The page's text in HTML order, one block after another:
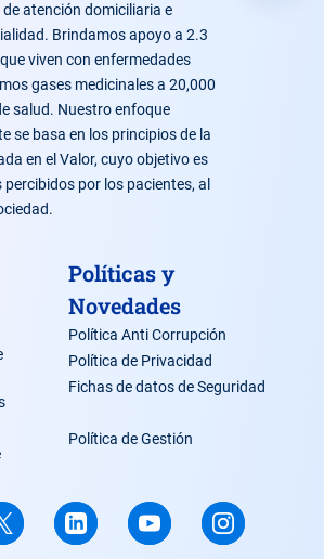
atención domiciliaria e
Brindamos apoyo a 2.3
viven con enfermedades
gases medicinales a 20,000
salud. Nuestro enfoque
se basa en los principios de la
en el Valor, cuyo objetivo es
por los pacientes, al
Políticas y
Novedades
Política Anti Corrupción
Política de Privacidad
Fichas de datos de Seguridad
Política de Gestión